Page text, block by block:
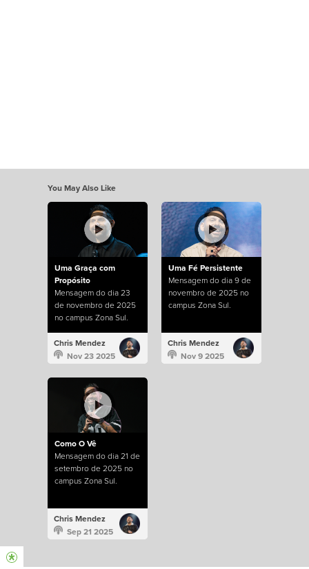
You May Also Like
Uma Graça com
Propósito
Mensagem do dia 23
de novembro de 2025
no campus Zona Sul.
Chris Mendez
Nov 23 2025
Uma Fé Persistente
Mensagem do dia 9 de
novembro de 2025 no
campus Zona Sul.
Chris Mendez
Nov 9 2025
Como O Vê
Mensagem do dia 21 de
setembro de 2025 no
campus Zona Sul.
Chris Mendez
Sep 21 2025